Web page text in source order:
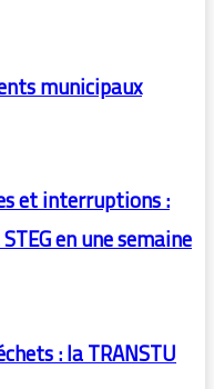
municipaux
et interruptions :
en une semaine
: la TRANSTU